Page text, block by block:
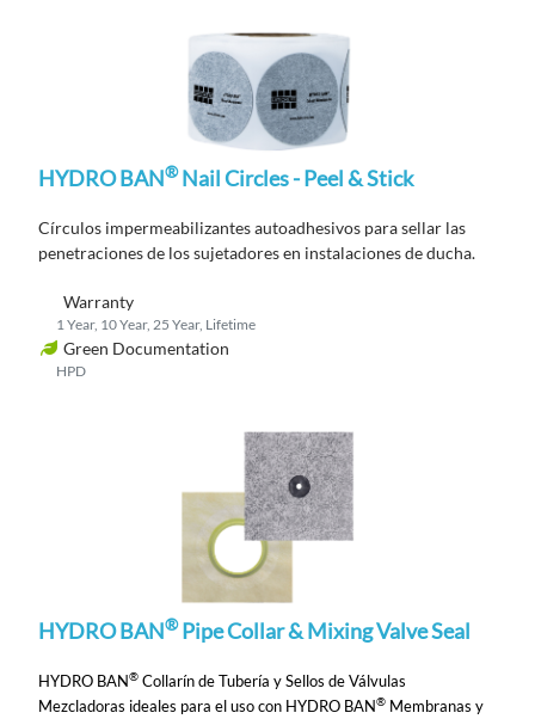
HYDRO BAN®Nail Circles - Peel & Stick
Círculos impermeabilizantes autoadhesivos para sellar las
penetraciones de los sujetadores en instalaciones deducha.
Warranty
1 Year, 10 Year, 25 Year, Lifetime
Green Documentation
HPD
HYDRO BAN®Pipe Collar & Mixing Valve Seal
HYDRO BAN® Collarín de Tubería y Sellos de Válvulas
Mezcladoras ideales para el uso con HYDRO BAN® Membranas y